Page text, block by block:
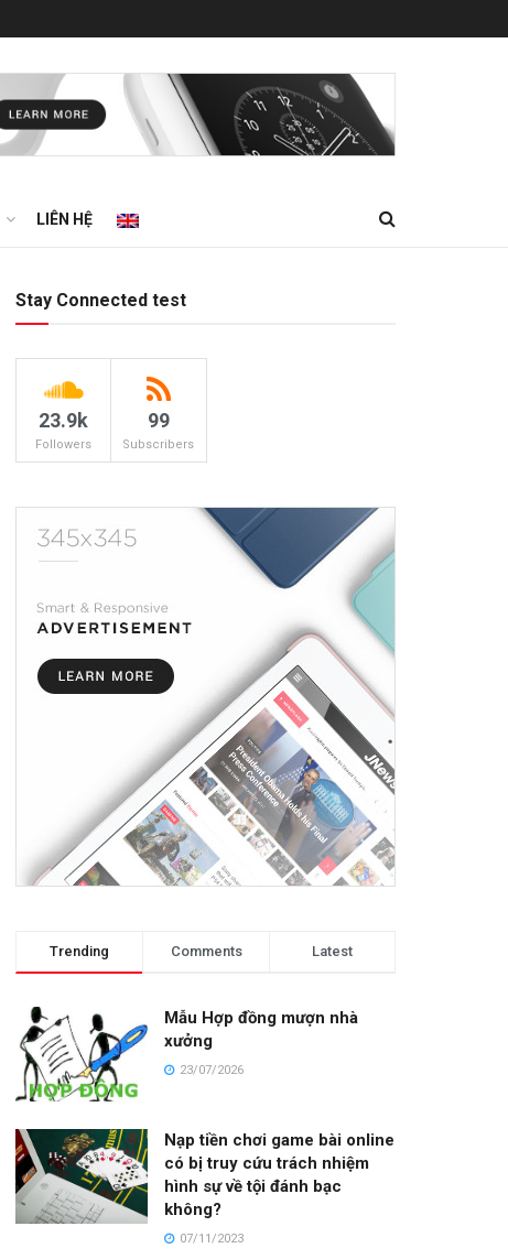
LIÊN HỆ
Stay Connected test
23.9k
Followers
99
Subscribers
Trending Comments Latest
Mẫu Hợp đồng mượn nhà
xưởng
23/07/2026
Nạp tiền chơi game bài online
có bị truy cứu trách nhiệm
hình sự về tội đánh bạc
không?
07/11/2023